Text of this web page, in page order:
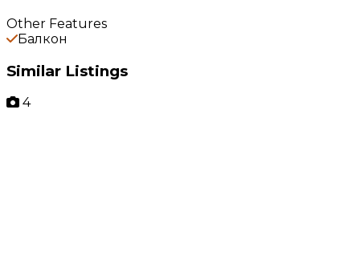
Other Features
Балкон
Similar Listings
4